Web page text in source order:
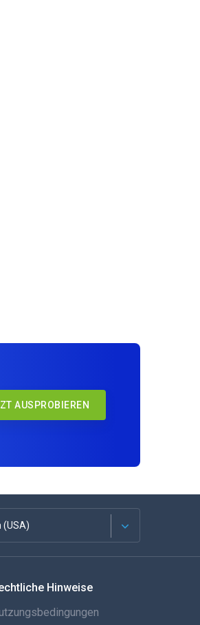
AUSPROBIEREN
(USA)
Hinweise